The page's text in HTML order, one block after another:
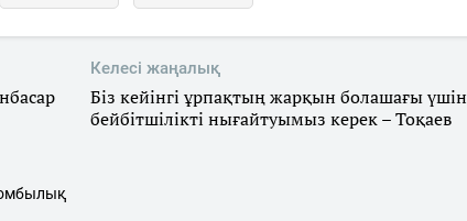
Келесі жаңалық
Біз кейінгі ұрпақтың жарқын болашағы үшін
бейбітшілікті нығайтуымыз керек – Тоқаев